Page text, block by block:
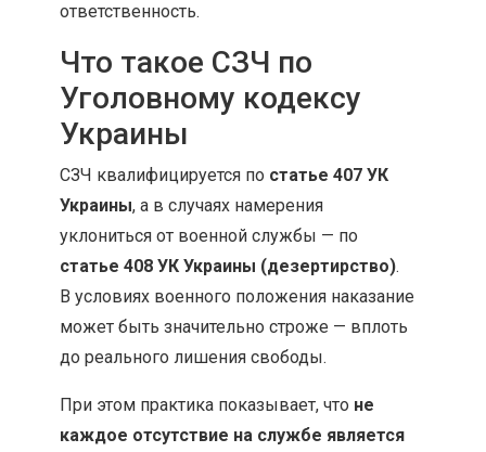
ответственность.
Что такое СЗЧ по
Уголовному кодексу
Украины
СЗЧ квалифицируется по статье 407 УК
Украины, а в случаях намерения
уклониться от военной службы — по
статье 408 УК Украины (дезертирство).
В условиях военного положения наказание
может быть значительно строже — вплоть
до реального лишения свободы.
При этом практика показывает, что не
каждое отсутствие на службе является